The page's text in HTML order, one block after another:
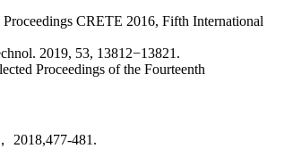
CRETE 2016, Fifth International
2019, 53, 13812−13821.
Proceedings of the Fourteenth
2018,477-481.